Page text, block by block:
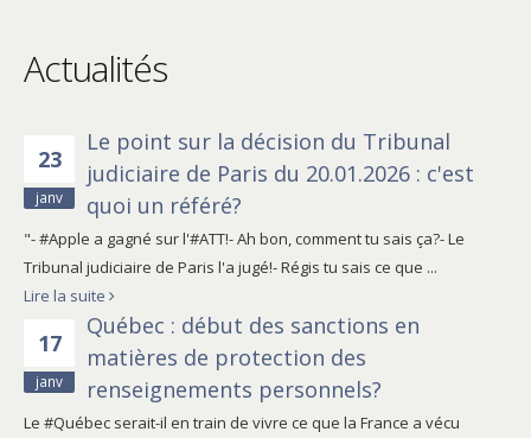
Actualités
23
janv
Le point sur la décision du Tribunal
judiciaire de Paris du 20.01.2026 : c'est
quoi un référé?
"- #Apple a gagné sur l'#ATT!- Ah bon, comment tu sais ça?- Le
Tribunal judiciaire de Paris l'a jugé!- Régis tu sais ce que ...
Lire la suite
17
janv
Québec : début des sanctions en
matières de protection des
renseignements personnels?
Le #Québec serait-il en train de vivre ce que la France a vécu